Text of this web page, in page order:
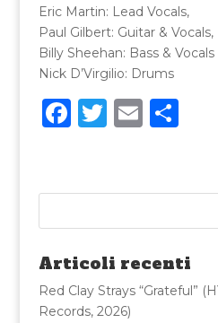
Eric Martin: Lead Vocals,
Paul Gilbert: Guitar & Vocals,
Billy Sheehan: Bass & Vocals
Nick D’Virgilio: Drums
F
e
b
o
o
k
T
te
r
E
l
C
di
vi
di
Articoli recenti
Red Clay Strays “Grateful”
Records, 2026)